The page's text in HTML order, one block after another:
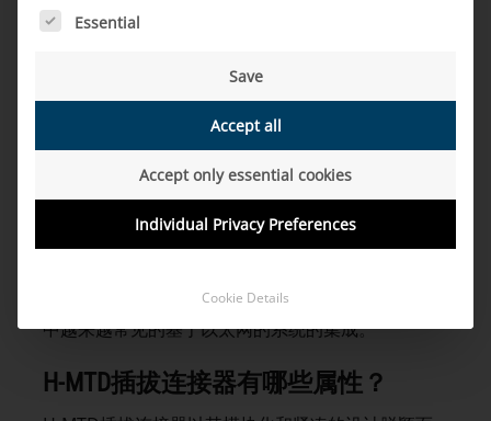
应用。由于与以太网及其他网络技术的兼容性，H-
插拔连接器有什么用？
H-MTD插拔连接器用于车载网络中的高速数据传
输。它们能够实现无干扰的信号传输，这对于配备高
级驾驶员辅助系统、摄像头系统和信息娱乐解决方案
的车辆日益增长的要求至关重要。由于其高度的灵活
MTD插拔连接器适用于多种应用，包括在现代车辆
中越来越常见的基于以太网的系统的集成。
H-MTD插拔连接器有哪些属性？
THE FOLLOWING IS A LIST OF SERVICE GROUPS FOR
Essential
Save
Accept all
Accept only essential cookies
Individual Privacy Preferences
Cookie Details